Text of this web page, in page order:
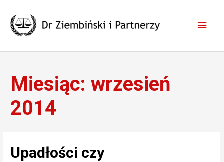
content
Main
Miesiąc:wrzesień
2014
Upadłości czy